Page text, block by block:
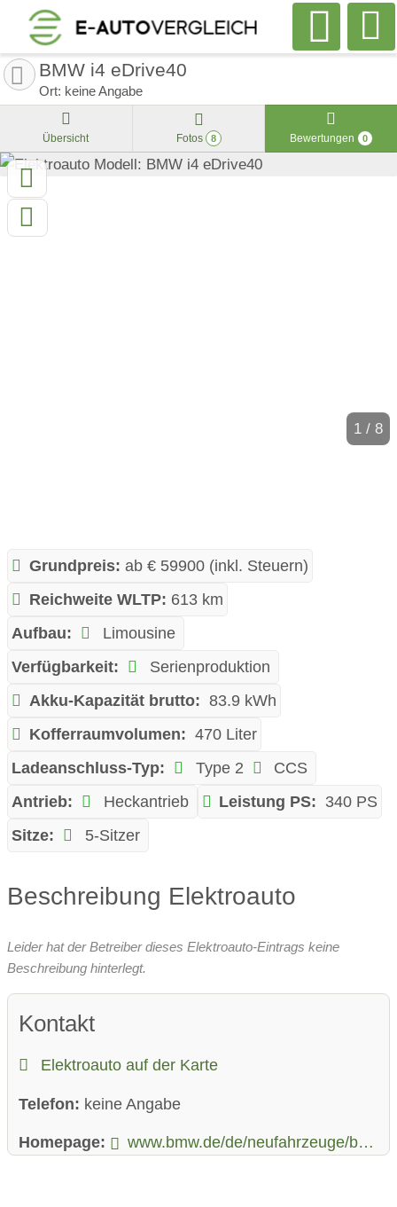
BMW i4 eDrive40
Ort: keine Angabe
Übersicht Fotos 8 Bewertungen 0
1 / 8
Grundpreis: ab € 59900 (inkl. Steuern)
Reichweite WLTP: 613 km
Aufbau:
Limousine
Verfügbarkeit:
Serienproduktion
Akku-Kapazität brutto: 83.9 kWh
Kofferraumvolumen: 470 Liter
Ladeanschluss-Typ:
Type 2
CCS
Antrieb:
Heckantrieb Leistung PS: 340 PS
Sitze:
5-Sitzer
Beschreibung Elektroauto
Leider hat der Betreiber dieses Elektroauto-Eintrags keine
Beschreibung hinterlegt.
Kontakt
Elektroauto auf der Karte
Telefon: keine Angabe
Homepage: www.bmw.de/de/neufahrzeuge/bmw-i/i4/bmw-i4-gran-coupe.html